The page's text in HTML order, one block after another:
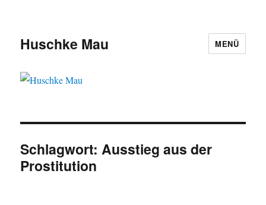
Huschke Mau MENÜ
Schlagwort:Ausstieg aus der
Prostitution